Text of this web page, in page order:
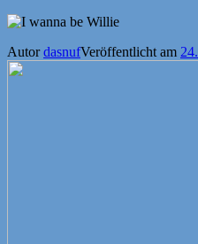
AutordasnufVeröffentlicht am